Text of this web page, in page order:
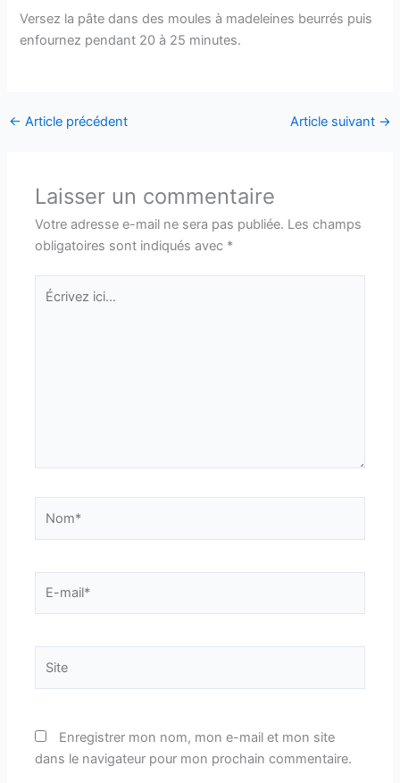
Versez la pâte dans des moules à madeleines beurrés puis
enfournez pendant 20 à 25 minutes.
← Article précédent Article suivant →
Laisser un commentaire
Votre adresse e-mail ne sera pas publiée. Les champs
obligatoires sont indiqués avec *
Écrivez
Enregistrer mon nom, mon e-mail et mon site
dans le navigateur pour mon prochain commentaire.